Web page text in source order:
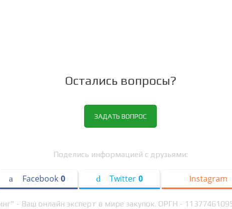
Остались вопросы?
ЗАДАТЬ ВОПРОС
Поделись информацией с друзьями:
Facebook 0 Twitter 0 Instagram
- Ваш онлайн эксперт в мире закупок. ОРГН -